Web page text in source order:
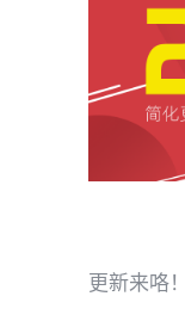
更新来咯！